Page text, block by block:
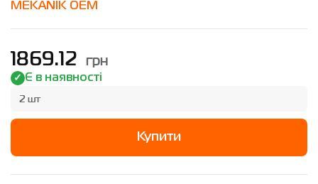
MEKANIK OEM
1869.12 грн
Є в наявності
2 шт
Купити